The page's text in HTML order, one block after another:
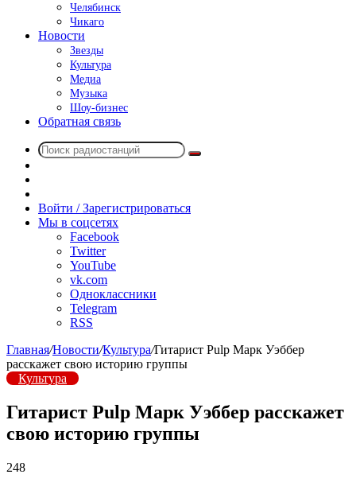
Челябинск
Чикаго
Новости
Звезды
Культура
Медиа
Музыка
Шоу-бизнес
Обратная связь
Поиск
радио
Войти / Зарегистрироваться
Мы в соцсетях
Facebook
Twitter
YouTube
vk.com
Одноклассники
Telegram
RSS
Главная/Новости/Культура/Гитарист Pulp Марк Уэббер
расскажет свою историю группы
Культура
Гитарист Pulp Марк Уэббер расскажет
свою историю группы
248